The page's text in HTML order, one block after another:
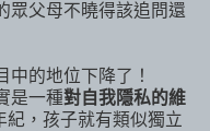
眾父母不曉得該追問還
中的地位下降了！
是一種對自我隱私的維
紀，孩子就有類似獨立